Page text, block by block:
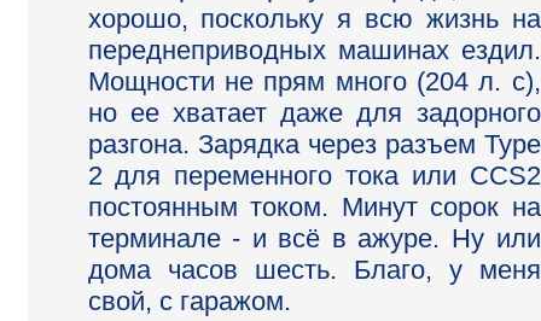
хорошо, поскольку я всю жизнь на
переднеприводных машинах ездил.
Мощности не прям много (204 л. с),
но ее хватает даже для задорного
разгона. Зарядка через разъем Type
2 для переменного тока или CCS2
постоянным током. Минут сорок на
терминале - и всё в ажуре. Ну или
дома часов шесть. Благо, у меня
свой, с гаражом.